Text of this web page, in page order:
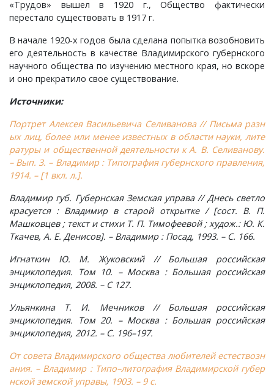
«Трудов» вышел в 1920 г., Общество фактически
перестало существовать в 1917 г.
В начале 1920-х годов была сделана попытка возобновить
его деятельность в качестве Владимирского губернского
научного общества по изучению местного края, но вскоре
и оно прекратило свое существование.
Источники:
Портрет Алексея Васильевича Селиванова // Письма разн
ых лиц, более или менее известных в области науки, лите
ратуры и общественной деятельности к А. В. Селиванову.
– Вып. 3. – Владимир : Типография губернского правления,
1914. – [1 вкл. л.].
Владимир губ. Губернская Земская управа // Днесь светло
красуется : Владимир в старой открытке / [сост. В. П.
Машковцев ; текст и стихи Т. П. Тимофеевой ; худож.: Ю. К.
Ткачев, А. Е. Денисов]. – Владимир : Посад, 1993. – С. 166.
Игнаткин Ю. М. Жуковский // Большая российская
энциклопедия. Том 10. – Москва : Большая российская
энциклопедия, 2008. – С 127.
Ульянкина Т. И. Мечников // Большая российская
энциклопедия. Том 20. – Москва : Большая российская
энциклопедия, 2012. – С. 196–197.
От совета Владимирского общества любителей естествозн
ания. – Владимир : Типо–литография Владимирской губер
нской земской управы, 1903. – 9 с.